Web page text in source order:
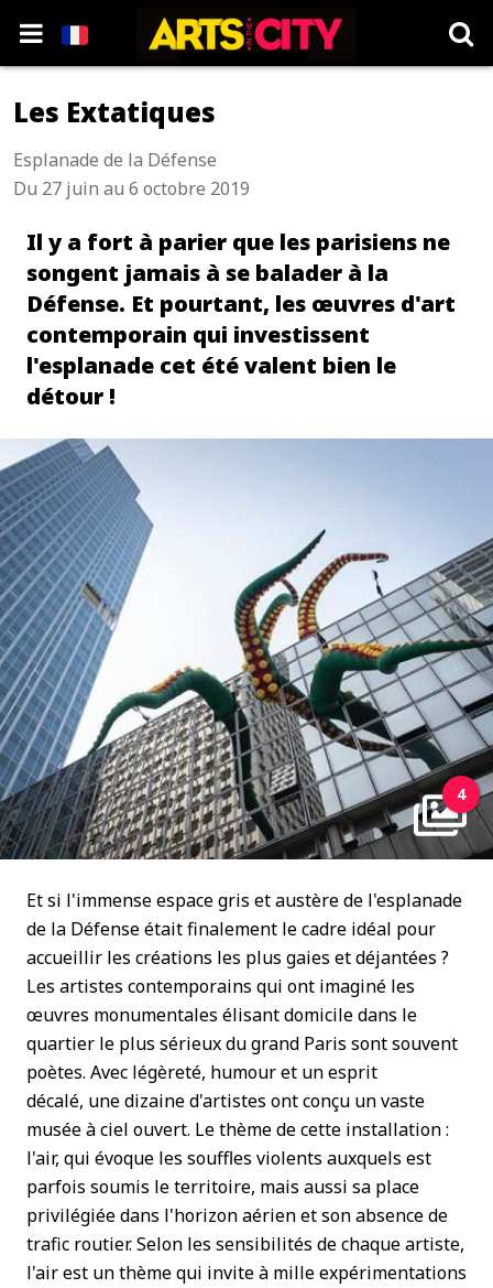
Les Extatiques
Esplanade de la Défense
Du 27 juin au 6 octobre 2019
Il y a fort à parier que les parisiens ne
songent jamais à se balader à la
Défense. Et pourtant, les œuvres d'art
contemporain qui investissent
l'esplanade cet été valent bien le
détour !
4
Et si l'immense espace gris et austère de l'esplanade
de la Défense était finalement le cadre idéal pour
accueillir les créations les plus gaies et déjantées ?
Les artistes contemporains qui ont imaginé les
œuvres monumentales élisant domicile dans le
quartier le plus sérieux du grand Paris sont souvent
poètes. Avec légèreté, humour et un esprit
décalé, une dizaine d'artistes ont conçu un vaste
musée à ciel ouvert. Le thème de cette installation :
l'air, qui évoque les souffles violents auxquels est
parfois soumis le territoire, mais aussi sa place
privilégiée dans l'horizon aérien et son absence de
trafic routier. Selon les sensibilités de chaque artiste,
l'air est un thème qui invite à mille expérimentations